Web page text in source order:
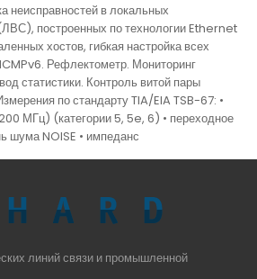
неисправностей в локальных
построенных по технологии Ethernet
хостов, гибкая настройка всех
Рефлектометр. Мониторинг
статистики. Контроль витой пары
по стандарту TIA/EIA TSB-67: •
МГц) (категории 5, 5e, 6) • переходное
шума NOISE • импеданс
линий связи и промышленной